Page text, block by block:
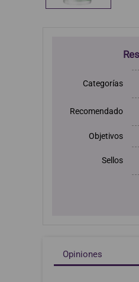
Categorías
Recomendado
Objetivos
Sellos
Opiniones